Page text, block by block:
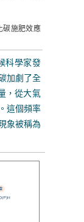
碳施肥效應
科學家發
加劇了全
，從大氣
這個頻率
象被稱為